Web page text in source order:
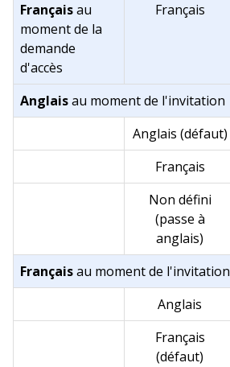
Françaisau
moment de la
demande
d'accès
Français
Anglaisau moment de l'invitation
Anglais (défaut)
Français
Non défini
(passe à
anglais)
Françaisau moment de l'invitation
Anglais
Français
(défaut)